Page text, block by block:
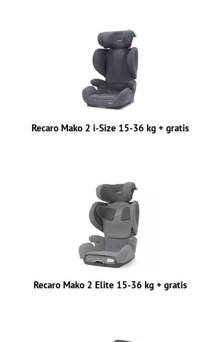
Recaro Mako 2 i-Size 15-36 kg + gratis
Recaro Mako 2 Elite 15-36 kg + gratis